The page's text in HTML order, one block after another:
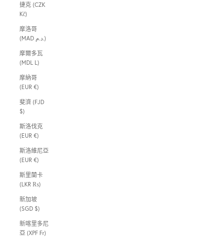
捷克 (CZK
Kč)
摩洛哥
(MAD د.م.)
摩爾多瓦
(MDL L)
摩納哥
(EUR €)
斐濟 (FJD
$)
斯洛伐克
(EUR €)
斯洛維尼亞
(EUR €)
斯里蘭卡
(LKR ₨)
新加坡
(SGD $)
新喀里多尼
亞 (XPF Fr)